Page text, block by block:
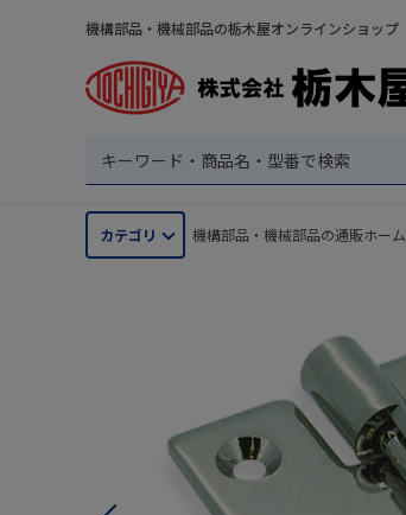
機構部品・機械部品の栃木屋オンラインショップ
カテゴリ 機構部品・機械部品の通販ホーム